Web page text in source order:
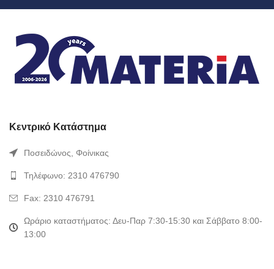
Κεντρικό Κατάστημα
Ποσειδώνος, Φοίνικας
Τηλέφωνο: 2310 476790
Fax: 2310 476791
Ωράριο καταστήματος: Δευ-Παρ 7:30-15:30 και Σάββατο 8:00-
13:00